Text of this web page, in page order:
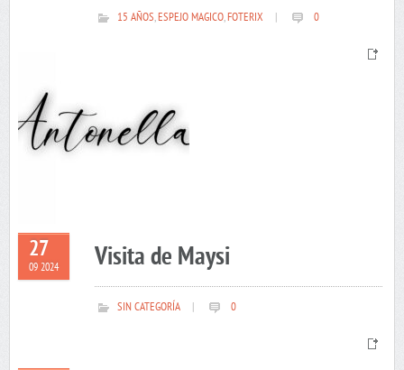
15 AÑOS,ESPEJO MAGICO,FOTERIX 0
27
09 2024 Visita de Maysi
SIN CATEGORÍA 0